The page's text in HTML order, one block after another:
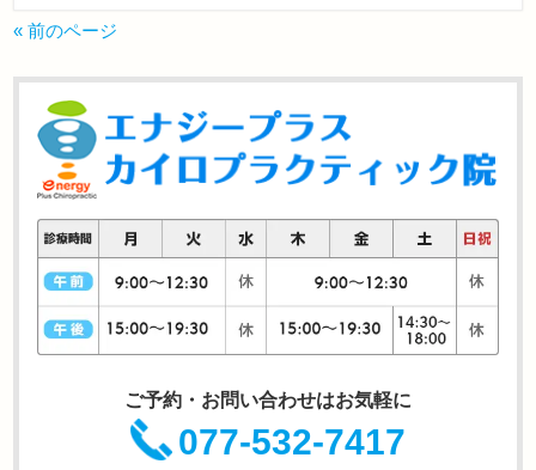
« 前のページ
ご予約・お問い合わせはお気軽に
077-532-7417